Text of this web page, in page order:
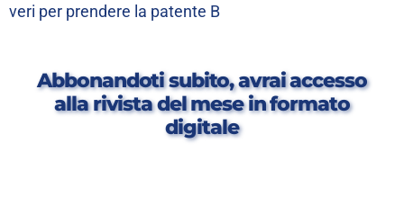
veri per prendere la patente B
Abbonandoti subito, avrai accesso
alla rivista del mese in formato
digitale